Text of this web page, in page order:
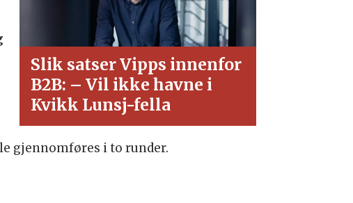
Slik satser Vipps innenfor
B2B: – Vil ikke havne i
Kvikk Lunsj-fella
gjennomføres i to runder.